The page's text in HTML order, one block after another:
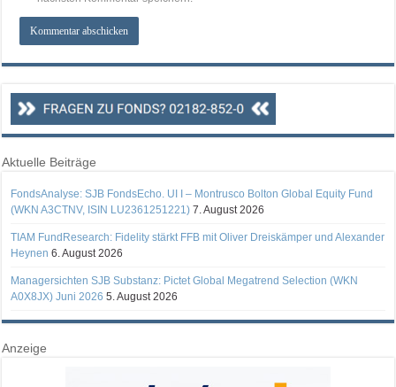
Aktuelle Beiträge
FondsAnalyse: SJB FondsEcho. UI I – Montrusco Bolton Global Equity Fund
(WKN A3CTNV, ISIN LU2361251221) 7. August 2026
TIAM FundResearch: Fidelity stärkt FFB mit Oliver Dreiskämper und Alexander
Heynen 6. August 2026
Managersichten SJB Substanz: Pictet Global Megatrend Selection (WKN
A0X8JX) Juni 2026 5. August 2026
Anzeige